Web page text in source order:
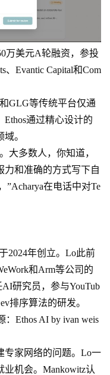
万美元A轮融资，参投
、Evantic Capital和Com
GLG等传统平台仅通
通过精心设计的
。
大多数人，你知道，
力和准确的方式写下自
”Acharya在电话中对Te
2024年创立。Lo此前
和Arm等公司的
研究员，参与YouTub
排序算法的研发。
：Ethos AI by ivan weis
专家网络的问题。Lo一
机会。Mankowitz认